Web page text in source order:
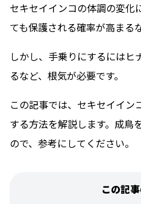
セキセイインコの体調の変化
ても保護される確率が高まる
しかし、手乗りにするにはヒ
るなど、根気が必要です。
この記事では、セキセイイン
する方法を解説します。成鳥
ので、参考にしてください。
この記